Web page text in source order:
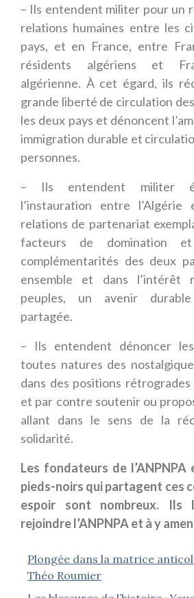
– Ils entendent militer pour un
relations humaines entre les
pays, et en France, entre
résidents algériens et
algérienne. À cet égard, ils
grande liberté de circulation
les deux pays et dénoncent
immigration durable et
personnes.
– Ils entendent militer
l’instauration entre
relations de partenariat
facteurs de domination
complémentarités des deux
ensemble et dans l’intérêt
peuples, un avenir
partagée.
– Ils entendent dénoncer
toutes natures des
dans des positions
et par contre soutenir ou
allant dans le sens de la
solidarité.
Les fondateurs de
pieds-noirs qui partagent ces
espoir sont nombreux. Ils
rejoindre l’ANPNPA et à y
Plongée dans la matrice
Théo Roumier